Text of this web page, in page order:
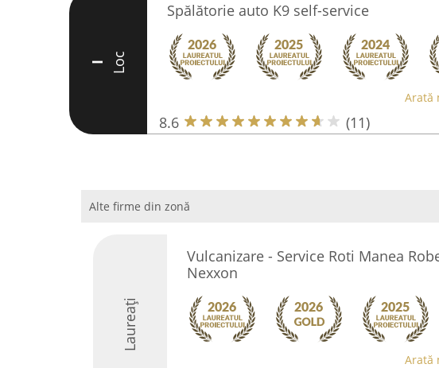
I Loc
Spălătorie auto K9 self-service
Arată
8.6 (11)
Alte firme din zonă
Laureați
Vulcanizare - Service Roti Manea
Nexxon
Arată